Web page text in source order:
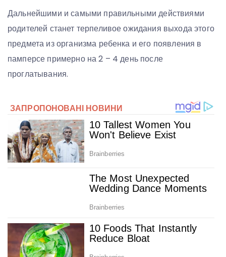
Дальнейшими и самыми правильными действиями
родителей станет терпеливое ожидания выхода этого
предмета из организма ребенка и его появления в
памперсе примерно на 2 – 4 день после
проглатывания.